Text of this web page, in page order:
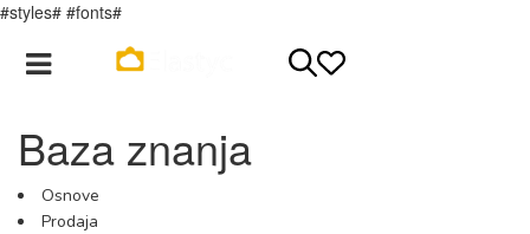
#styles# #fonts#
Baza znanja
Osnove
Prodaja